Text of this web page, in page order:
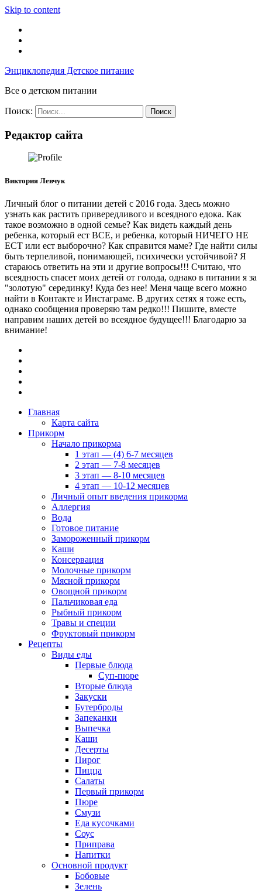
Skip to content
Энциклопедия Детское питание
Все о детском питании
Поиск:
Редактор сайта
Виктория Левчук
Личный блог о питании детей с 2016 года. Здесь можно
узнать как растить привередливого и всеядного едока. Как
такое возможно в одной семье? Как видеть каждый день
ребенка, который ест ВСЕ, и ребенка, который НИЧЕГО НЕ
ЕСТ или ест выборочно? Как справится маме? Где найти силы
быть терпеливой, понимающей, психически устойчивой? Я
стараюсь ответить на эти и другие вопросы!!! Считаю, что
всеядность спасет моих детей от голода, однако в питании я за
"золотую" серединку! Куда без нее! Меня чаще всего можно
найти в Контакте и Инстаграме. В других сетях я тоже есть,
однако сообщения проверяю там редко!!! Пишите, вместе
направим наших детей во всеядное будущее!!! Благодарю за
внимание!
Главная
Карта сайта
Прикорм
Начало прикорма
1 этап — (4) 6-7 месяцев
2 этап — 7-8 месяцев
3 этап — 8-10 месяцев
4 этап — 10-12 месяцев
Личный опыт введения прикорма
Аллергия
Вода
Готовое питание
Замороженный прикорм
Каши
Консервация
Молочные прикорм
Мясной прикорм
Овощной прикорм
Пальчиковая еда
Рыбный прикорм
Травы и специи
Фруктовый прикорм
Рецепты
Виды еды
Первые блюда
Суп-пюре
Вторые блюда
Закуски
Бутерброды
Запеканки
Выпечка
Каши
Десерты
Пирог
Пицца
Салаты
Первый прикорм
Пюре
Смузи
Еда кусочками
Соус
Приправа
Напитки
Основной продукт
Бобовые
Зелень